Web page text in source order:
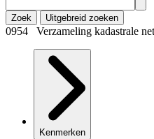
Zoek Uitgebreid zoeken
0954 Verzameling kadastrale
Kenmerken